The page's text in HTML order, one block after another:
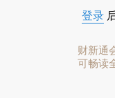
登录
财新通
可畅读